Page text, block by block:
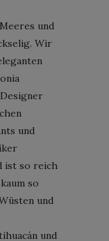
und
Wir
und
ist so reich
so
und
und